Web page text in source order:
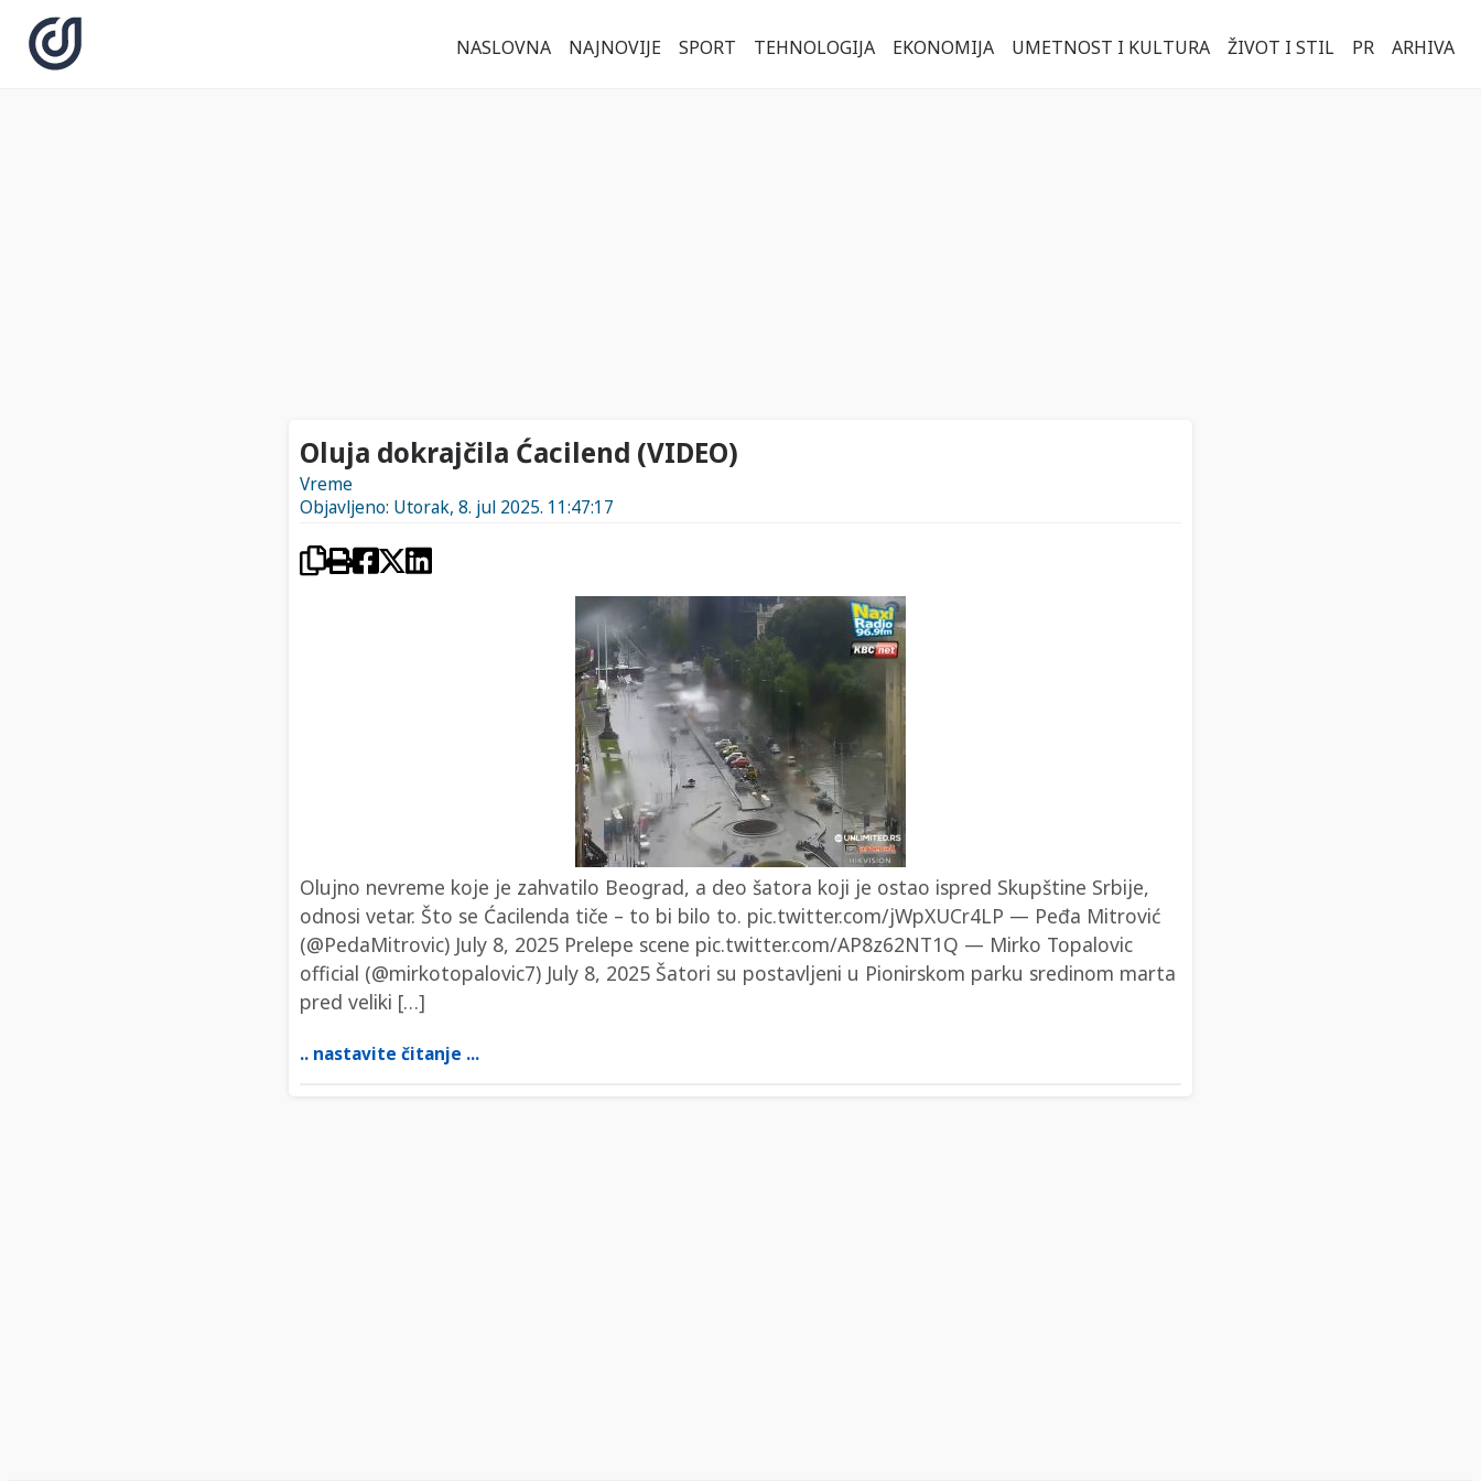
NASLOVNA NAJNOVIJE SPORT TEHNOLOGIJA EKONOMIJA UMETNOST I KULTURA ŽIVOT I STIL PR ARHIVA
Oluja dokrajčila Ćacilend (VIDEO)
Vreme
Objavljeno: Utorak, 8. jul 2025. 11:47:17
Olujno nevreme koje je zahvatilo Beograd, a deo šatora koji je ostao ispred Skupštine Srbije,
odnosi vetar. Što se Ćacilenda tiče – to bi bilo to. pic.twitter.com/jWpXUCr4LP — Peđa Mitrović
(@PedaMitrovic) July 8, 2025 Prelepe scene pic.twitter.com/AP8z62NT1Q — Mirko Topalovic
official (@mirkotopalovic7) July 8, 2025 Šatori su postavljeni u Pionirskom parku sredinom marta
pred veliki […]
.. nastavite čitanje ...